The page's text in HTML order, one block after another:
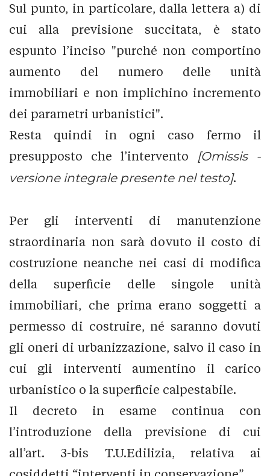
Sul punto, in particolare, dalla lettera a) di
cui alla previsione succitata, è stato
espunto l’inciso "purché non comportino
aumento del numero delle unità
immobiliari e non implichino incremento
dei parametri urbanistici".
Resta quindi in ogni caso fermo il
presupposto che l’intervento [Omissis -
versione integrale presente nel testo].
Per gli interventi di manutenzione
straordinaria non sarà dovuto il costo di
costruzione neanche nei casi di modifica
della superficie delle singole unità
immobiliari, che prima erano soggetti a
permesso di costruire, né saranno dovuti
gli oneri di urbanizzazione, salvo il caso in
cui gli interventi aumentino il carico
urbanistico o la superficie calpestabile.
Il decreto in esame continua con
l’introduzione della previsione di cui
all’art. 3-bis T.U.Edilizia, relativa ai